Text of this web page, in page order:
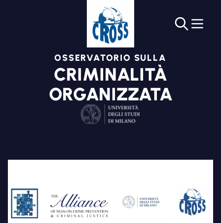
OSSERVATORIO SULLA
CRIMINALITÀ
ORGANIZZATA